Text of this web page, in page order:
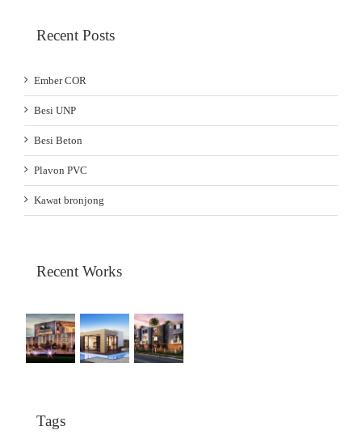
Recent Posts
Ember COR
Besi UNP
Besi Beton
Plavon PVC
Kawat bronjong
Recent Works
Tags